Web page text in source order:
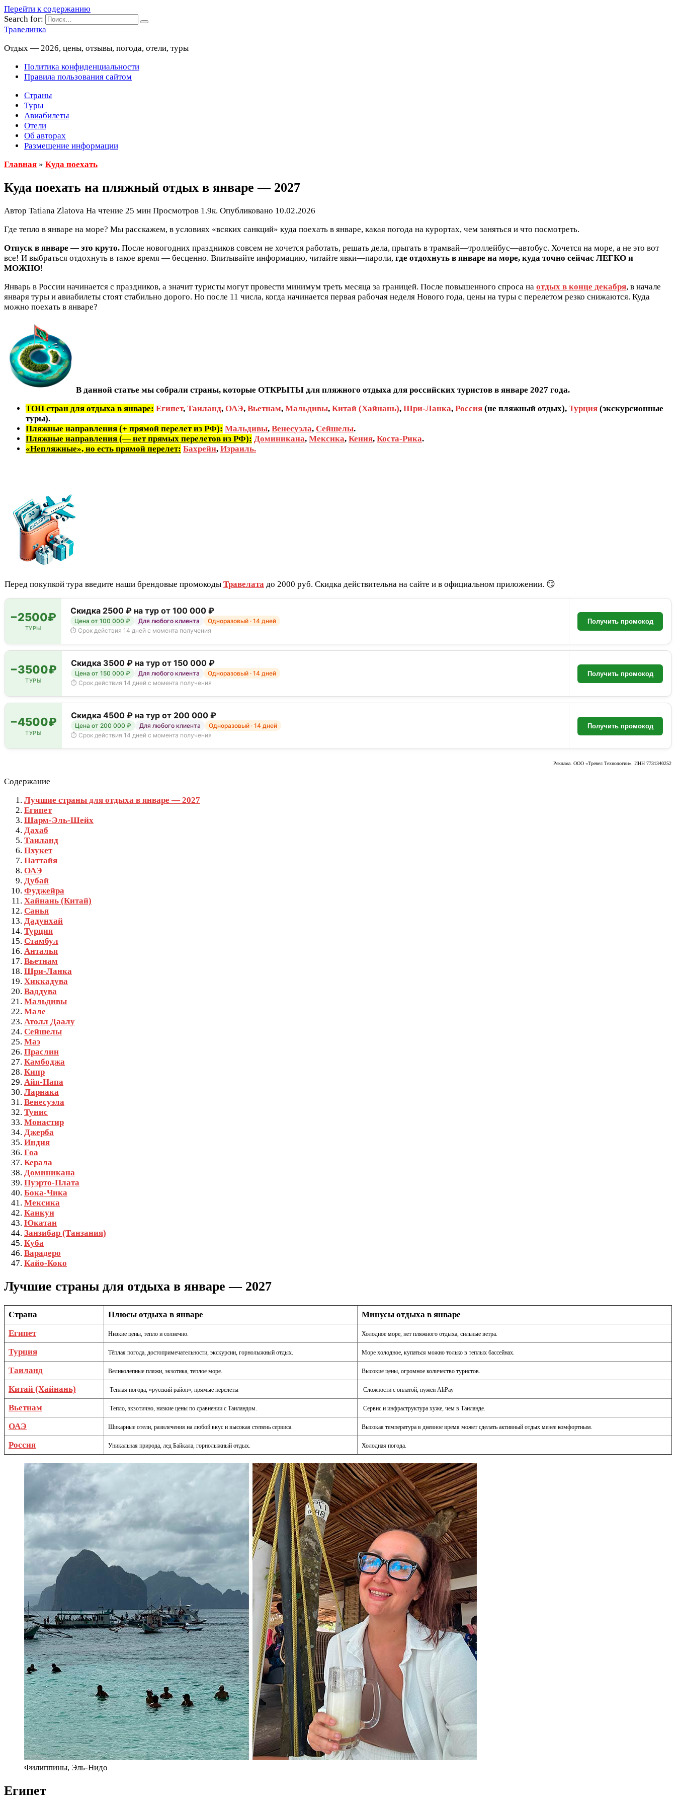
Перейти к содержанию
Search for:
Травелинка
Отдых — 2026, цены, отзывы, погода, отели, туры
Политика конфиденциальности
Правила пользования сайтом
Страны
Туры
Авиабилеты
Отели
Об авторах
Размещение информации
Главная » Куда поехать
Куда поехать на пляжный отдых в январе — 2027
Автор Tatiana Zlatova На чтение 25 мин Просмотров 1.9к. Опубликовано 10.02.2026
Где тепло в январе на море? Мы расскажем, в условиях «всяких санкций» куда поехать в январе, какая погода на курортах, чем заняться и что посмотреть.
Отпуск в январе — это круто. После новогодних праздников совсем не хочется работать, решать дела, прыгать в трамвай—троллейбус—автобус. Хочется на море, а не это вот
все! И выбраться отдохнуть в такое время — бесценно. Впитывайте информацию, читайте явки—пароли, где отдохнуть в январе на море, куда точно сейчас ЛЕГКО и
МОЖНО!
Январь в России начинается с праздников, а значит туристы могут провести минимум треть месяца за границей. После повышенного спроса на отдых в конце декабря, в начале
января туры и авиабилеты стоят стабильно дорого. Но после 11 числа, когда начинается первая рабочая неделя Нового года, цены на туры с перелетом резко снижаются. Куда
можно поехать в январе?
В данной статье мы собрали страны, которые ОТКРЫТЫ для пляжного отдыха для российских туристов в январе 2027 года.
ТОП стран для отдыха в январе: Египет, Таиланд, ОАЭ, Вьетнам, Мальдивы, Китай (Хайнань), Шри-Ланка, Россия (не пляжный отдых), Турция (экскурсионные
туры).
Пляжные направления (+ прямой перелет из РФ): Мальдивы, Венесуэла, Сейшелы.
Пляжные направления (— нет прямых перелетов из РФ): Доминикана, Мексика, Кения, Коста-Рика.
«Непляжные», но есть прямой перелет: Бахрейн, Израиль.
Перед покупкой тура введите наши брендовые промокоды Травелата до 2000 руб. Скидка действительна на сайте и в официальном приложении. 😏
−2500₽
ТУРЫ
Скидка 2500 ₽ на тур от 100 000 ₽
Цена от 100 000 ₽ Для любого клиента
Одноразовый · 14 дней
⏱ Срок действия 14 дней с момента получения
Получить промокод
−3500₽
ТУРЫ
Скидка 3500 ₽ на тур от 150 000 ₽
Цена от 150 000 ₽ Для любого клиента
Одноразовый · 14 дней
⏱ Срок действия 14 дней с момента получения
Получить промокод
−4500₽
ТУРЫ
Скидка 4500 ₽ на тур от 200 000 ₽
Цена от 200 000 ₽ Для любого клиента
Одноразовый · 14 дней
⏱ Срок действия 14 дней с момента получения
Получить промокод
Реклама. ООО «Тревел Технологии». ИНН 7731340252
Содержание
Лучшие страны для отдыха в январе — 2027
Египет
Шарм-Эль-Шейх
Дахаб
Таиланд
Пхукет
Паттайя
ОАЭ
Дубай
Фуджейра
Хайнань (Китай)
Санья
Дадунхай
Турция
Стамбул
Анталья
Вьетнам
Шри-Ланка
Хиккадува
Ваддува
Мальдивы
Мале
Атолл Даалу
Сейшелы
Маэ
Праслин
Камбоджа
Кипр
Айя-Напа
Ларнака
Венесуэла
Тунис
Монастир
Джерба
Индия
Гоа
Керала
Доминикана
Пуэрто-Плата
Бока-Чика
Мексика
Канкун
Юкатан
Занзибар (Танзания)
Куба
Варадеро
Кайо-Коко
Лучшие страны для отдыха в январе — 2027
Страна Плюсы отдыха в январе
Минусы отдыха в январе
Египет
Низкие цены, тепло и солнечно. Холодное море, нет пляжного отдыха, сильные ветра.
Турция Тёплая погода, достопримечательности, экскурсии, горнолыжный отдых. Море холодное, купаться можно только в теплых бассейнах.
Таиланд Великолепные пляжи, экзотика, теплое море. Высокие цены, огромное количество туристов.
Китай (Хайнань) Теплая погода, «русский район», прямые перелеты Сложности с оплатой, нужен AliPay
Вьетнам Тепло, экзотично, низкие цены по сравнении с Таиландом. Сервис и инфраструктура хуже, чем в Таиланде.
ОАЭ Шикарные отели, развлечения на любой вкус и высокая степень сервиса. Высокая температура в дневное время может сделать активный отдых менее комфортным.
Россия Уникальная природа, лед Байкала, горнолыжный отдых. Холодная погода.
Филиппины, Эль-Нидо
Египет